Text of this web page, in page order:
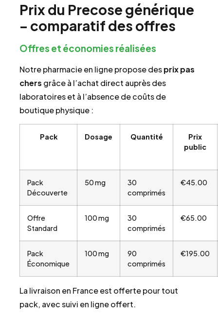
Prix du Precose générique
– comparatif des offres
Offres et économies réalisées
Notre pharmacie en ligne propose desprix pas
chers grâce à l’achat direct auprès des
laboratoires et à l’absence de coûts de
boutique physique :
Pack Dosage Quantité
Prix
public
Pack
Découverte
50 mg
30
comprimés
€45.00
Offre
Standard
100 mg
30
comprimés
€65.00
Pack
Économique
100 mg
90
comprimés
€195.00
La livraison en France est offerte pour tout
pack, avec suivi en ligne offert.